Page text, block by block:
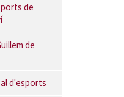
de
de
d'esports